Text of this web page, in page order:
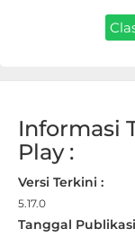
Books
&
Reference
Buku
Informasi
Play :
Versi Terkini :
5.17.0
Tanggal